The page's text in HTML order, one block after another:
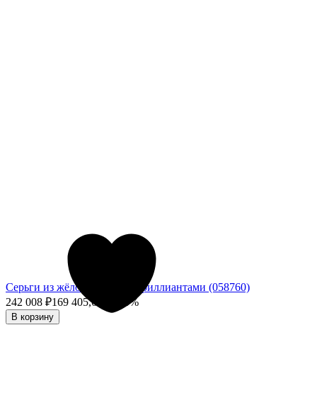
Серьги из жёлого золота с бриллиантами (058760)
242 008 ₽169 405,60 - 30%
В корзину